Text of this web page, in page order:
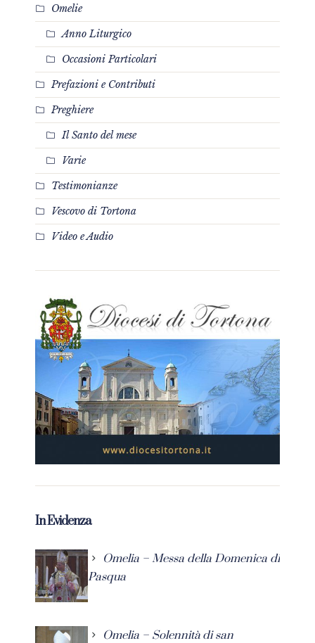
Omelie
Anno Liturgico
Occasioni Particolari
Prefazioni e Contributi
Preghiere
Il Santo del mese
Varie
Testimonianze
Vescovo di Tortona
Video e Audio
In Evidenza
Omelia – Messa della Domenica di
Pasqua
Omelia – Solennità di san